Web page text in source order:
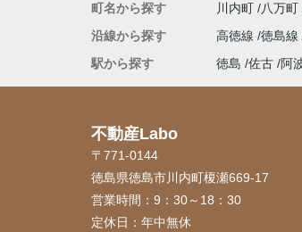
町名から探す
川内町 八万町
沿線から探す
高徳線 徳島線
駅から探す
徳島 佐古 阿
不動産Labo
〒771-0144
徳島県徳島市川内町榎瀬669-17
営業時間： 9：30～18：30
定休日： 年中無休